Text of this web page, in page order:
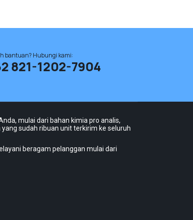
bantuan? Hubungi kami:
821-1202-7904
mulai dari bahan kimia pro analis,
sudah ribuan unit terkirim ke seluruh
beragam pelanggan mulai dari